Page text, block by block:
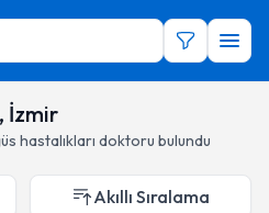
İzmir
hastalıkları doktoru bulundu
Akıllı Sıralama